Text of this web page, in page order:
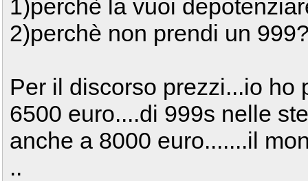
1)perchè la vuoi
2)perchè non prendi un
Per il discorso prezzi...io ho
6500 euro....di 999s nelle
anche a 8000 euro.......il
..